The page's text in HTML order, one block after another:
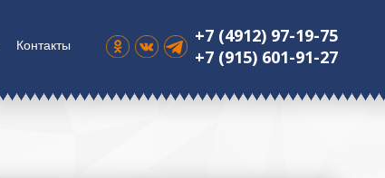
Контакты
+7 (4912) 97-19-75
+7 (915) 601-91-27